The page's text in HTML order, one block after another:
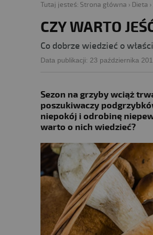
Tutaj jesteś: Strona główna › Dieta ›
CZY WARTO
Co dobrze wiedzieć o
Data publikacji: 23 października
Sezon na grzyby wciąż
poszukiwaczy
niepokój i odrobinę
warto o nich wiedzieć?